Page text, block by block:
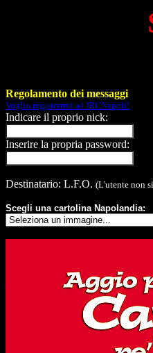
Regolamento dei messaggi
Voglio registrarmi ad IRCNapoli!
Indicare il proprio nick:
Inserire la propria password:
Destinatario: L.F.O. (L'utente non
Scegli una cartolina Napolandia: